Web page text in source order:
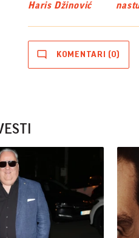
Haris Džinović
KOMENTARI (0)